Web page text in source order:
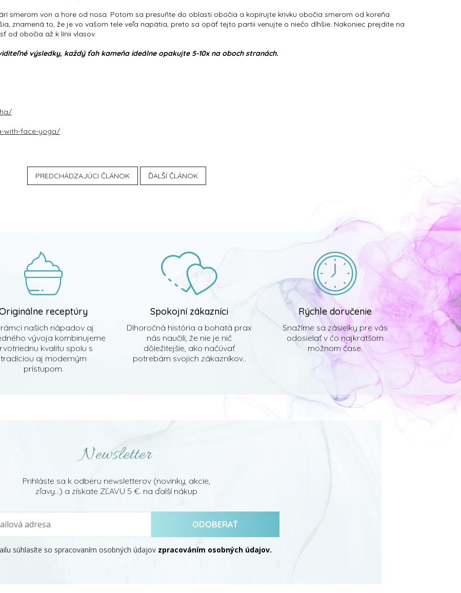
smerom von a hore od nosa. Potom sa presuňte do oblasti obočia a kopírujte krivku obočia smerom od koreňa
znamená to, že je vo vašom tele veľa napätia, preto sa opäť tejto partii venujte o niečo dlhšie. Nakoniec prejdite na
od obočia až k línii vlasov.
výsledky, každý ťah kameňa ideálne opakujte 5-10x na oboch stranách.
with-face-yoga/
PREDCHÁDZAJÚCI ČLÁNOK ĎALŠÍ ČLÁNOK
receptúry
našich nápadov aj
vývoja kombinujeme
kvalitu spolu s
tradíciou aj moderným
prístupom.
Spokojní zákazníci
Dlhoročná história a bohatá prax
nás naučili, že nie je nič
dôležitejšie, ako načúvať
potrebám svojich zákazníkov..
Rýchle doručenie
Snažíme sa zásielky pre vás
odosielať v čo najkratšom
možnom čase.
Newsletter
Prihláste sa k odberu newsletterov (novinky, akcie,
zľavy...) a získate ZĽAVU 5 €. na ďalší nákup
ODOBERAŤ
súhlasíte so spracovaním osobných údajov zpracováním osobných údajov.